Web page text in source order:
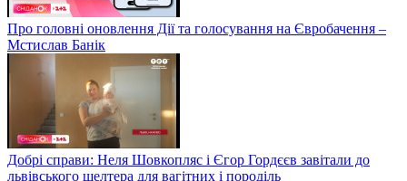
Про головні оновлення Дії та голосування на Євробачення –
Мстислав Банік
Добрі справи: Неля Шовкопляс і Єгор Гордєєв завітали до
львівського шелтера для вагітних і породіль